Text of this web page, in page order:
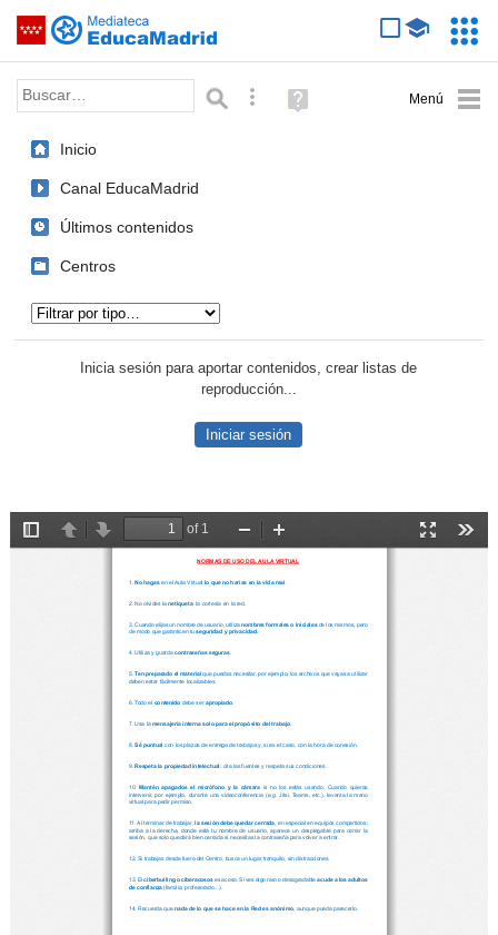
Saltar navegación
Palabra o frase: Búsqueda avanzada
Ayuda
(en
Inicio
Canal EducaMadrid
Últimos contenidos
Centros
Inicia sesión para aportar contenidos, crear listas de
reproducción...
Iniciar sesión